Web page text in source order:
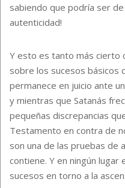
sabiendo que podría ser de
autenticidad!
Y esto es tanto más cierto
sobre los sucesos básicos
permanece en juicio ante
y mientras que Satanás
pequeñas discrepancias
Testamento en contra de
son una de las pruebas de
contiene. Y en ningún lugar
sucesos en torno a la